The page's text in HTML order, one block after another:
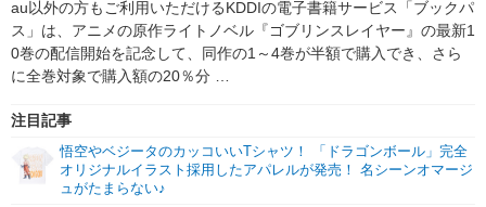
舞台 新帝スタ
編集部ブログ・お知らせ
au以外の方もご利用いただけるKDDIの電子書籍サービス「ブックパ
ス」は、アニメの原作ライトノベル『ゴブリンスレイヤー』の最新1
0巻の配信開始を記念して、同作の1～4巻が半額で購入でき、さら
に全巻対象で購入額の20％分 …
注目記事
悟空やベジータのカッコいいTシャツ！ 「ドラゴンボール」完全
オリジナルイラスト採用したアパレルが発売！ 名シーンオマージ
ュがたまらない♪